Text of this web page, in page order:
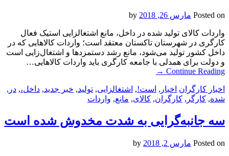
Posted on مارس 26, 2018
واردات کالای تولید شده در داخل، مانع اشتغالزایی استیک فعال
کارگری در شهرستان تاکستان معتقد است؛ واردات کالاهایی که در
داخل کشور تولید می‌شود، مانع رشد دستمزد‌ها و اشتغال‌زایی است
و دولت برای همدلی با جامعه کارگری باید واردات کالاهایی…
Continue Reading
→
اخبار کارگران اخبار , است!, اشتغالزایی, تولید, خبر جدید, داخل،, در ,
شده, کارگر , کارگران, کالای, مانع, واردات
سه جانبه‌‌گرایی به شدت مخدوش شده است
Posted on مارس 2, 2018